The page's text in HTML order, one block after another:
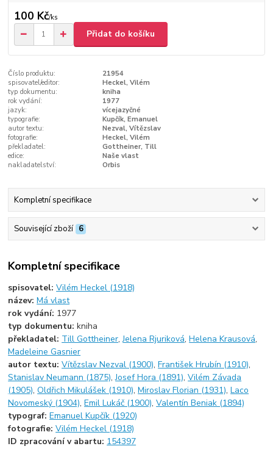
100 Kč/ks
Přidat do košíku
Číslo produktu:
21954
spisovatel/editor:
Heckel, Vilém
typ dokumentu:
kniha
rok vydání:
1977
jazyk:
vícejazyčné
typografie:
Kupčík, Emanuel
autor textu:
Nezval, Vítězslav
fotografie:
Heckel, Vilém
překladatel:
Gottheiner, Till
edice:
Naše vlast
nakladatelství:
Orbis
Kompletní specifikace
Související zboží 6
Kompletní specifikace
spisovatel:Vilém Heckel (1918)
název:Má vlast
rok vydání: 1977
typ dokumentu:kniha
překladatel: Till Gottheiner,Jelena Rjuriková,Helena Krausová,
Madeleine Gasnier
autor textu:Vítězslav Nezval (1900),František Hrubín (1910),
Stanislav Neumann (1875),Josef Hora (1891),Vilém Závada
(1905),Oldřich Mikulášek (1910),Miroslav Florian (1931),Laco
Novomeský (1904),Emil Lukáč (1900),Valentín Beniak (1894)
typograf:Emanuel Kupčík (1920)
fotografie:Vilém Heckel (1918)
ID zpracování v abartu: 154397